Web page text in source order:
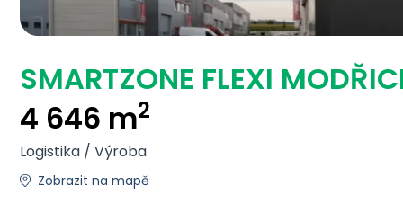
SMARTZONE FLEXI
4 646 m2
Logistika / Výroba
Zobrazit na mapě